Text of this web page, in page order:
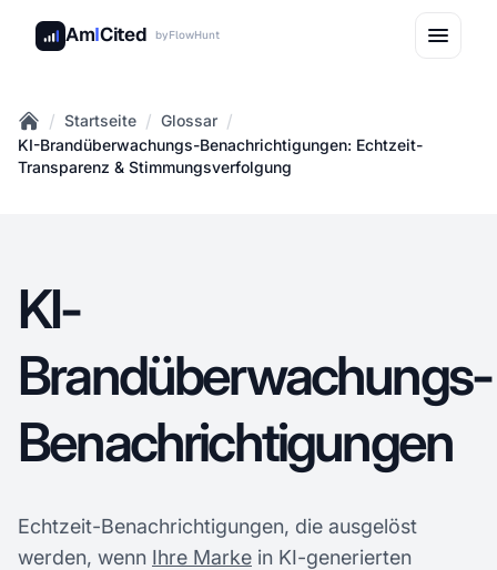
AmICited byFlowHunt
Home
/ Startseite / Glossar /
KI-Brandüberwachungs-Benachrichtigungen: Echtzeit-
Transparenz & Stimmungsverfolgung
KI-
Brandüberwachungs-
Benachrichtigungen
Echtzeit-Benachrichtigungen, die ausgelöst
werden, wenn Ihre Marke in KI-generierten